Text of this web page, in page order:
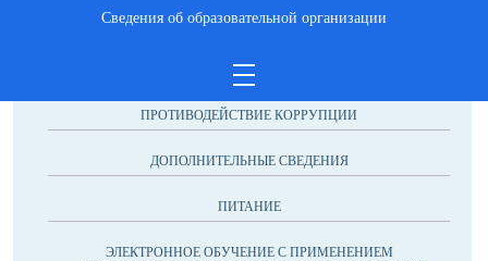
ОБРАЩЕНИЯ ГРАЖДАН
ПРОТИВОДЕЙСТВИЕ КОРРУПЦИИ
ДОПОЛНИТЕЛЬНЫЕ СВЕДЕНИЯ
ПИТАНИЕ
ЭЛЕКТРОННОЕ ОБУЧЕНИЕ С ПРИМЕНЕНИЕМ
Сведения об образовательной организации